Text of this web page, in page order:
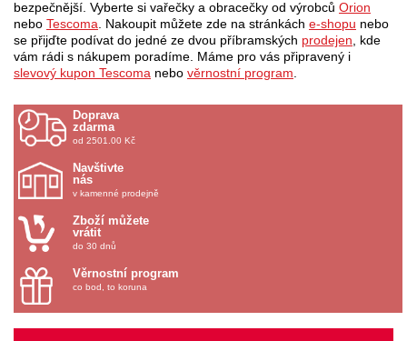
bezpečnější. Vyberte si vařečky a obracečky od výrobců Orion
nebo Tescoma . Nakoupit můžete zde na stránkách e-shopu nebo
se přijďte podívat do jedné ze dvou příbramských prodejen , kde
vám rádi s nákupem poradíme. Máme pro vás připravený i
slevový kupon Tescoma nebo věrnostní program
Doprava
zdarma
od 2501.00 Kč
Navštivte
nás
v kamenné prodejně
Zboží můžete
vrátit
do 30 dnů
Věrnostní program
co bod, to koruna